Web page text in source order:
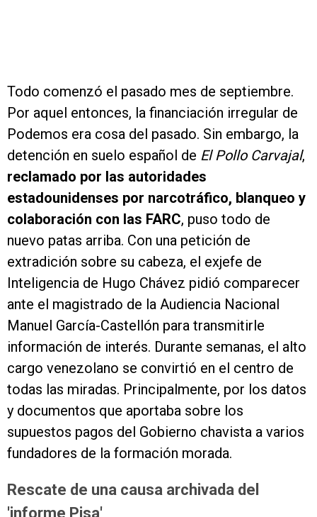
Todo comenzó el pasado mes de septiembre.
Por aquel entonces, la financiación irregular de
Podemos era cosa del pasado. Sin embargo, la
detención en suelo español de El Pollo Carvajal,
reclamado por las autoridades
estadounidenses por narcotráfico, blanqueo y
colaboración con las FARC, puso todo de
nuevo patas arriba. Con una petición de
extradición sobre su cabeza, el exjefe de
Inteligencia de Hugo Chávez pidió comparecer
ante el magistrado de la Audiencia Nacional
Manuel García-Castellón para transmitirle
información de interés. Durante semanas, el alto
cargo venezolano se convirtió en el centro de
todas las miradas. Principalmente, por los datos
y documentos que aportaba sobre los
supuestos pagos del Gobierno chavista a varios
fundadores de la formación morada.
Rescate de una causa archivada del
'informe Pisa'